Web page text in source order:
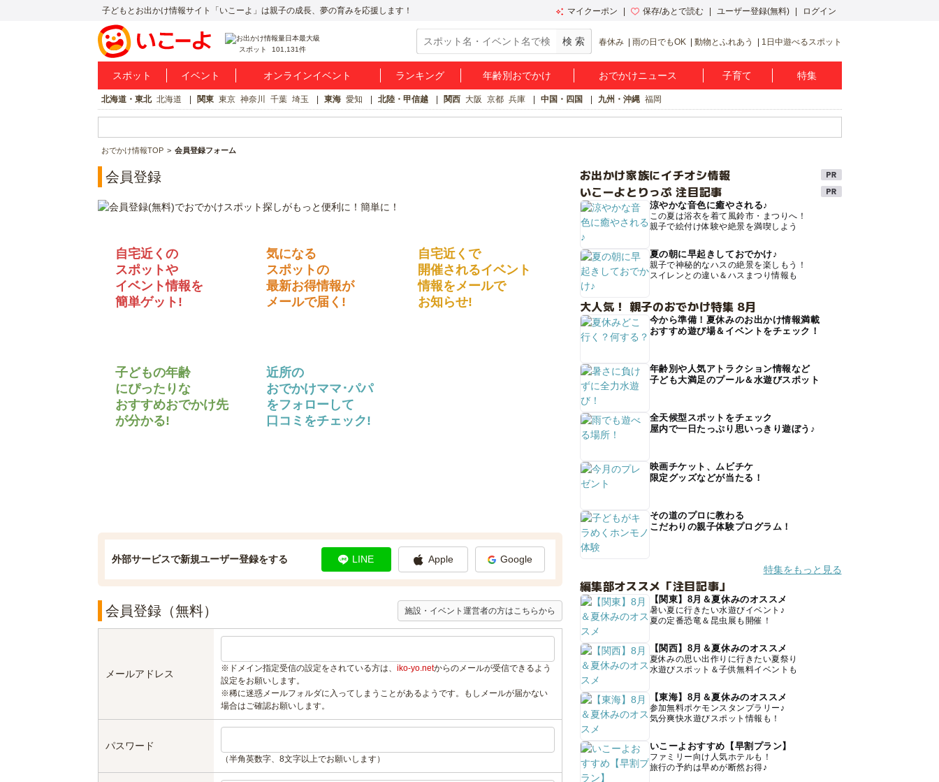
子どもとお出かけ情報サイト「いこーよ」は親子の成長、夢の育みを応援します！ マイクーポン 保存/あとで読む ユーザー登録(無料) ログイン
スポット 101,131件
春休み 雨の日でもOK 動物とふれあう 1日中遊べるスポット
スポット イベント オンラインイベント ランキング 年齢別おでかけ おでかけニュース 子育て 特集
北海道・東北 北海道 関東 東京 神奈川 千葉 埼玉 東海 愛知 北陸・甲信越 関西 大阪 京都 兵庫 中国・四国 九州・沖縄 福岡
おでかけ情報TOP 会員登録フォーム
会員登録
自宅近くの
スポットや
イベント情報を
簡単ゲット!
気になる
スポットの
最新お得情報が
メールで届く!
自宅近くで
開催されるイベント
情報をメールで
お知らせ!
子どもの年齢
にぴったりな
おすすめおでかけ先
が分かる!
近所の
おでかけママ･パパ
をフォローして
口コミをチェック!
外部サービスで新規ユーザー登録をする LINE Apple Google
会員登録（無料） 施設・イベント運営者の方はこちらから
メールアドレス ※ドメイン指定受信の設定をされている方は、 iko-yo.netからのメールが受信できるよう
設定をお願いします。
※稀に迷惑メールフォルダに入ってしまうことがあるようです。もしメールが届かない
場合はご確認お願いします。
パスワード
（半角英数字、8文字以上でお願いします）
お出かけ家族にイチオシ情報
いこーよとりっぷ 注目記事
涼やかな音色に癒やされる♪
この夏は浴衣を着て風鈴市・まつりへ！
親子で絵付け体験や絶景を満喫しよう
夏の朝に早起きしておでかけ♪
親子で神秘的なハスの絶景を楽しもう！
スイレンとの違い＆ハスまつり情報も
大人気！ 親子のおでかけ特集 8月
今から準備！夏休みのお出かけ情報満載
おすすめ遊び場＆イベントをチェック！
年齢別や人気アトラクション情報など
子ども大満足のプール＆水遊びスポット
全天候型スポットをチェック
屋内で一日たっぷり思いっきり遊ぼう♪
映画チケット、ムビチケ
限定グッズなどが当たる！
その道のプロに教わる
こだわりの親子体験プログラム！
特集をもっと見る
編集部オススメ「注目記事」
【関東】8月＆夏休みのオススメ
暑い夏に行きたい水遊びイベント♪
夏の定番恐竜＆昆虫展も開催！
【関西】8月＆夏休みのオススメ
夏休みの思い出作りに行きたい夏祭り
水遊びスポット＆子供無料イベントも
【東海】8月＆夏休みのオススメ
参加無料ポケモンスタンプラリー♪
気分爽快水遊びスポット情報も！
いこーよおすすめ【早割プラン】
ファミリー向け人気ホテルも！
旅行の予約は早めが断然お得♪